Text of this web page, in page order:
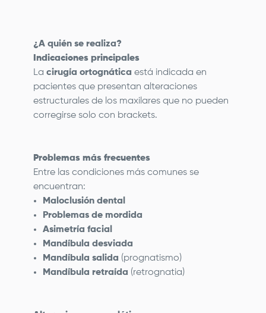
¿A quién se realiza?
Indicaciones principales
La cirugía ortognática está indicada en
pacientes que presentan alteraciones
estructurales de los maxilares que no pueden
corregirse solo con brackets.
Problemas más frecuentes
Entre las condiciones más comunes se
encuentran:
Maloclusión dental
Problemas de mordida
Asimetría facial
Mandíbula desviada
Mandíbula salida (prognatismo)
Mandíbula retraída (retrognatia)